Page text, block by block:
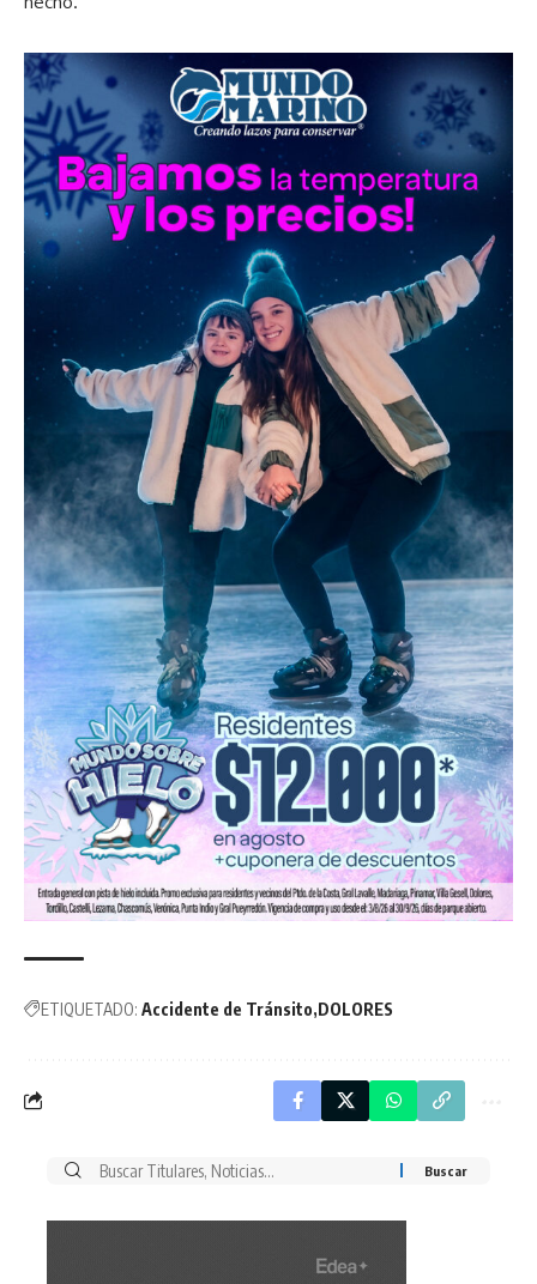
ETIQUETADO: Accidente de Tránsito DOLORES
Buscar